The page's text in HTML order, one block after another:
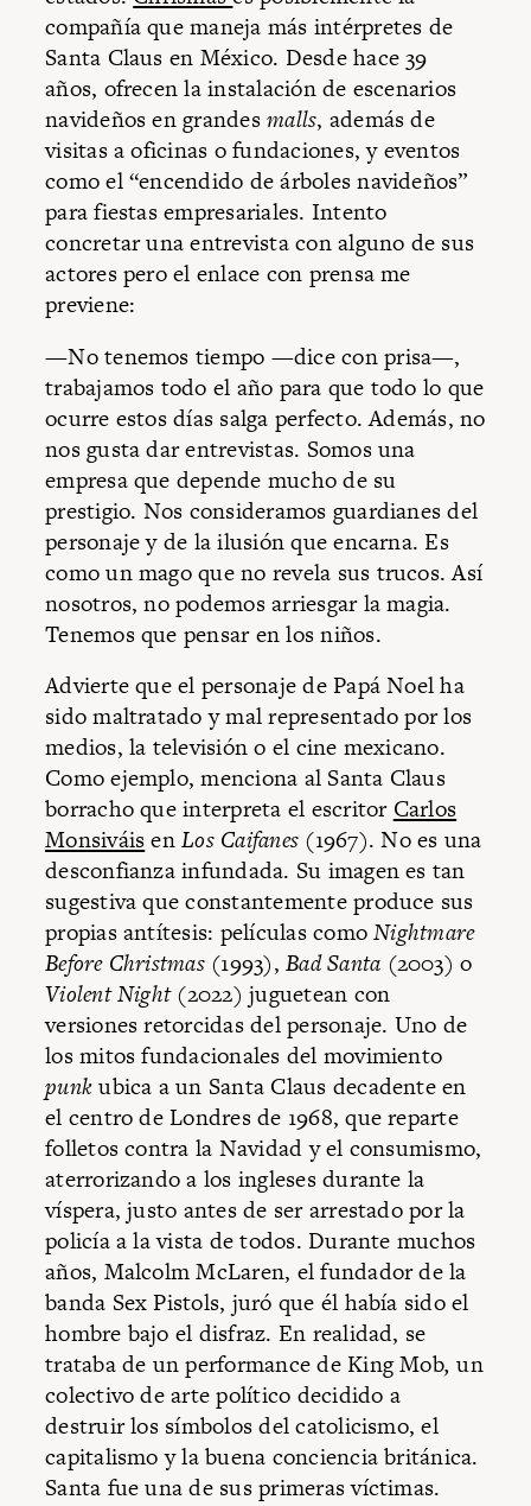
compañía que maneja más intérpretes de
Santa Claus en México. Desde hace 39
años, ofrecen la instalación de escenarios
navideños en grandesmalls, además de
visitas a oficinas o fundaciones, y eventos
como el “encendido de árboles navideños”
para fiestas empresariales. Intento
concretar una entrevista con alguno de sus
actores pero el enlace con prensa me
previene:
—No tenemos tiempo —dice con prisa—,
trabajamos todo el año para que todo lo que
ocurre estos días salga perfecto. Además, no
nos gusta dar entrevistas. Somos una
empresa que depende mucho de su
prestigio. Nos consideramos guardianes del
personaje y de la ilusión que encarna. Es
como un mago que no revela sus trucos. Así
nosotros, no podemos arriesgar la magia.
Tenemos que pensar en los niños.
Advierte que el personaje de Papá Noel ha
sido maltratado y mal representado por los
medios, la televisión o el cine mexicano.
Como ejemplo, menciona al Santa Claus
borracho que interpreta el escritor Carlos
MonsiváisenLos Caifanes (1967). No es una
desconfianza infundada. Su imagen es tan
sugestiva que constantemente produce sus
propias antítesis: películas comoNightmare
Before Christmas(1993),Bad Santa (2003) o
Violent Night(2022) juguetean con
versiones retorcidas del personaje. Uno de
los mitos fundacionales del movimiento
punkubica a un Santa Claus decadente en
el centro de Londres de 1968, que reparte
folletos contra la Navidad y el consumismo,
aterrorizando a los ingleses durante la
víspera, justo antes de ser arrestado por la
policía a la vista de todos. Durante muchos
años, Malcolm McLaren, el fundador de la
banda Sex Pistols, juró que él había sido el
hombre bajo el disfraz. En realidad, se
trataba de un performance de King Mob, un
colectivo de arte político decidido a
destruir los símbolos del catolicismo, el
capitalismo y la buena conciencia británica.
Santa fue una de sus primeras víctimas.